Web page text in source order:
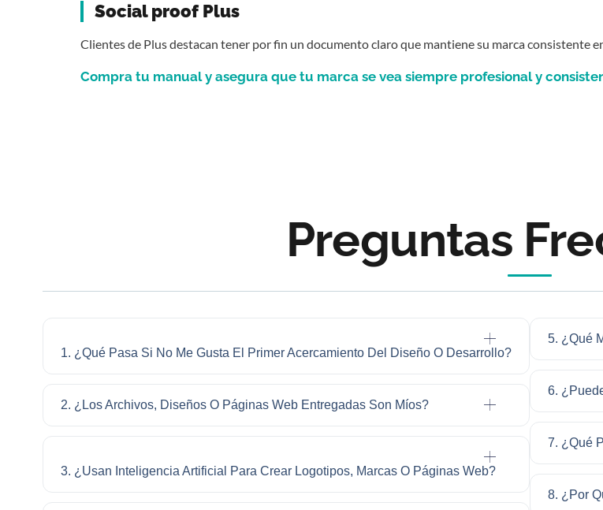
Social proof Plus
Clientes de Plusdestacan tener por fin un documento claro que mantiene su marca consistente
Compra tu manual y asegura que tu marca se vea siempre profesional y
Preguntas
1. ¿Qué Pasa Si No Me Gusta El Primer Acercamiento Del Diseño O Desarrollo?
2. ¿Los Archivos, Diseños O Páginas Web Entregadas Son Míos?
3. ¿Usan Inteligencia Artificial Para Crear Logotipos, Marcas O Páginas Web?
5. ¿Qué
6.
7. ¿Qué
8. ¿Por